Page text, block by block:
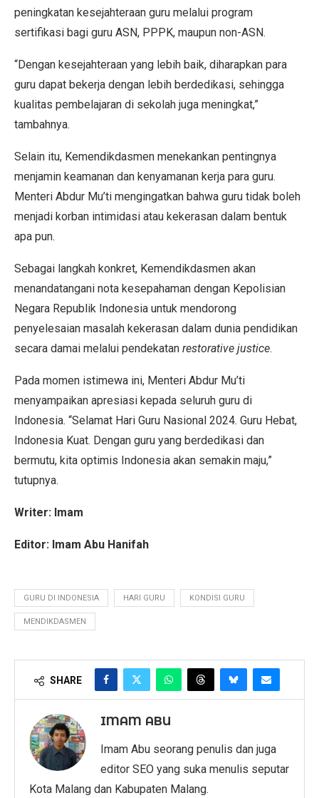
peningkatan kesejahteraan guru melalui program
sertifikasi bagi guru ASN, PPPK, maupun non-ASN.
“Dengan kesejahteraan yang lebih baik, diharapkan para
guru dapat bekerja dengan lebih berdedikasi, sehingga
kualitas pembelajaran di sekolah juga meningkat,”
tambahnya.
Selain itu, Kemendikdasmen menekankan pentingnya
menjamin keamanan dan kenyamanan kerja para guru.
Menteri Abdur Mu’ti mengingatkan bahwa guru tidak boleh
menjadi korban intimidasi atau kekerasan dalam bentuk
apa pun.
Sebagai langkah konkret, Kemendikdasmen akan
menandatangani nota kesepahaman dengan Kepolisian
Negara Republik Indonesia untuk mendorong
penyelesaian masalah kekerasan dalam dunia pendidikan
secara damai melalui pendekatan restorative justice.
Pada momen istimewa ini, Menteri Abdur Mu’ti
menyampaikan apresiasi kepada seluruh guru di
Indonesia. “Selamat Hari Guru Nasional 2024. Guru Hebat,
Indonesia Kuat. Dengan guru yang berdedikasi dan
bermutu, kita optimis Indonesia akan semakin maju,”
tutupnya.
Writer: Imam
Editor: Imam Abu Hanifah
GURU DI INDONESIA HARI GURU KONDISI GURU
MENDIKDASMEN
SHARE
IMAM ABU
Imam Abu seorang penulis dan juga
editor SEO yang suka menulis seputar
Kota Malang dan Kabupaten Malang.